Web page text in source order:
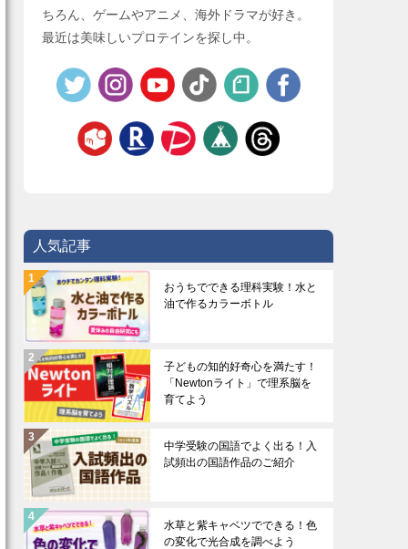
ちろん、ゲームやアニメ、海外ドラマが好き。
最近は美味しいプロテインを探し中。
人気記事
おうちでできる理科実験！水と
油で作るカラーボトル
子どもの知的好奇心を満たす！
「Newtonライト」で理系脳を
育てよう
中学受験の国語でよく出る！入
試頻出の国語作品のご紹介
水草と紫キャベツでできる！色
の変化で光合成を調べよう